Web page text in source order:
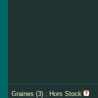
Graines (3) : Hors Stock